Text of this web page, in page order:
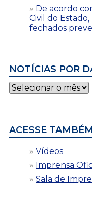
De acordo
Civil do
fechados
NOTÍCIAS POR
Notícias
por
ACESSE TAMBÉM
Vídeos
Imprensa
Sala de